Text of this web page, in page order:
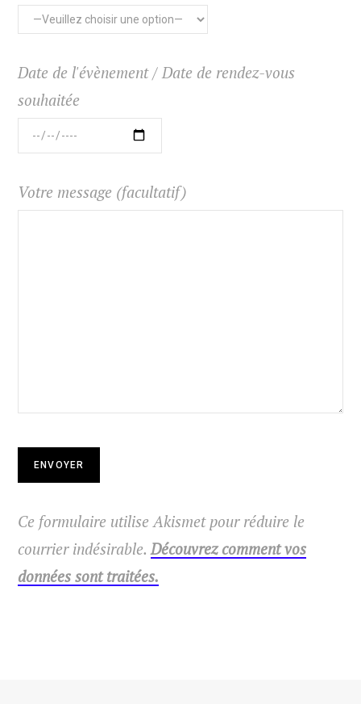
Date de l'évènement / Date de rendez-vous
souhaitée
Votre message (facultatif)
Ce formulaire utilise Akismet pour réduire le
courrier indésirable.Découvrez comment vos
données sont traitées.